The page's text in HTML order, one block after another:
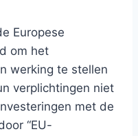
Europese
om het
werking te stellen
verplichtingen niet
met de
“EU-